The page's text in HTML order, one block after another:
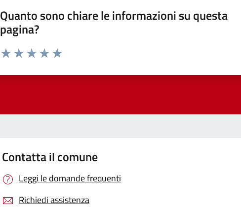
Quanto sono chiare le informazioni su questa
pagina?
Contatta il comune
Leggi le domande frequenti
Richiedi assistenza